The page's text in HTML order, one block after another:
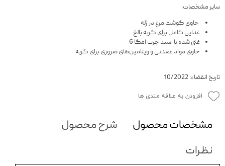
سایر مشخصات:
حاوی گوشت مرغ در ژله
غذایی کامل برای گربه بالغ
غنی شده با اسید چرب امگا 6
حاوی مواد معدنی و ویتامین‌های ضروری برای گربه
تاریخ انقضاء: 10/2022
افزودن به علاقه مندی ها
مشخصات محصول
شرح محصول
نظرات